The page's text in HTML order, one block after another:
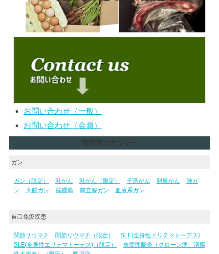
お問い合わせ（一般）
お問い合わせ（会員）
症状別カテゴリー
ガン
ガン（限定） 乳がん 乳がん（限定） 子宮がん 卵巣がん
肺ガ
ン
大腸ガン 脳腫瘍 前立腺ガン 血液系ガン
自己免疫疾患
関節リウマチ 関節リウマチ（限定）
SLE(全身性エリテマトーデス)
SLE(全身性エリテマトーデス)（限定）
炎症性腸炎（クローン病、潰瘍